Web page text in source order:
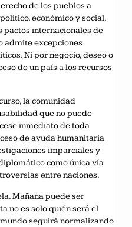
de los pueblos a
económico y social.
pactos internacionales de
admite excepciones
Ni por negocio, deseo o
de un país a los recursos
la comunidad
que no puede
inmediato de toda
de ayuda humanitaria
imparciales y
como única vía
entre naciones.
Mañana puede ser
no es solo quién será el
seguirá normalizando